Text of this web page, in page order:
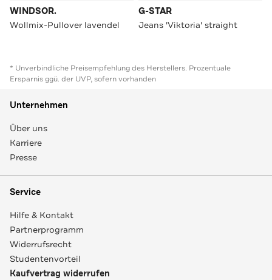
WINDSOR.
Wollmix-Pullover lavendel
G-STAR
Jeans 'Viktoria' straight
* Unverbindliche Preisempfehlung des Herstellers. Prozentuale
Ersparnis ggü. der UVP, sofern vorhanden
Unternehmen
Über uns
Karriere
Presse
Service
Hilfe & Kontakt
Partnerprogramm
Widerrufsrecht
Studentenvorteil
Kaufvertrag widerrufen